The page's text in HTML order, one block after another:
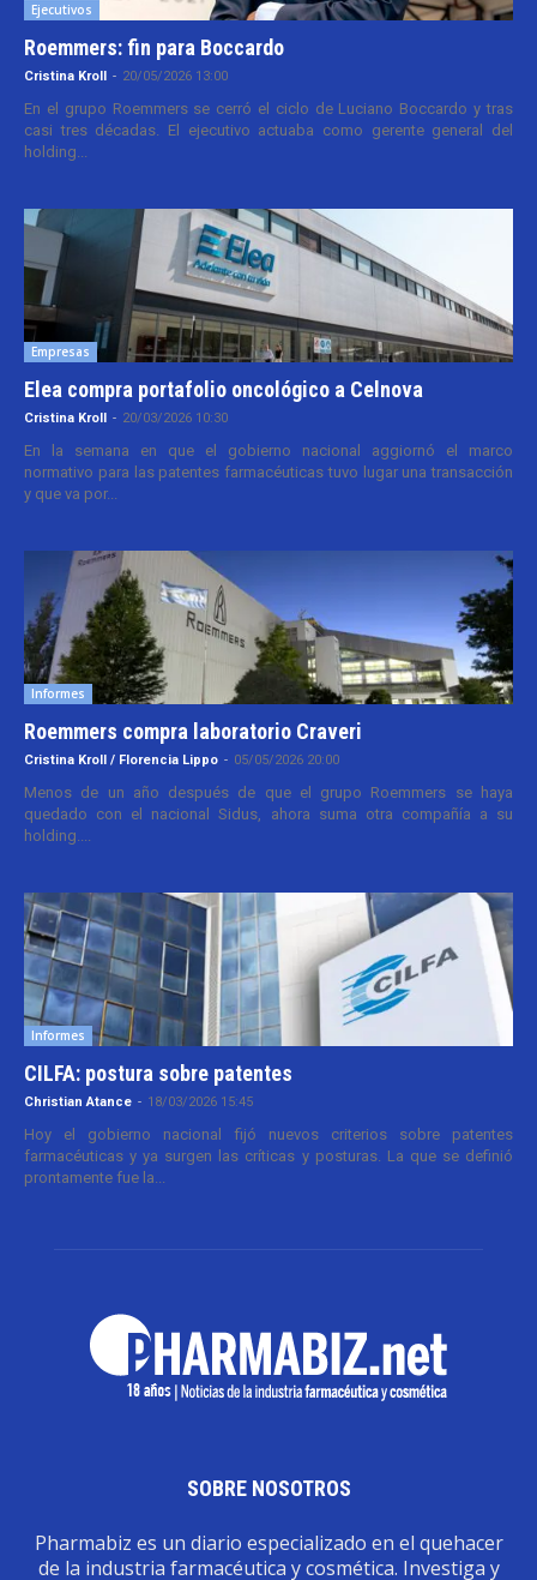
Ejecutivos
Roemmers: fin para Boccardo
Cristina Kroll - 20/05/2026 13:00
En el grupo Roemmers se cerró el ciclo de Luciano Boccardo y tras
casi tres décadas. El ejecutivo actuaba como gerente general del
holding...
Empresas
Elea compra portafolio oncológico a Celnova
Cristina Kroll - 20/03/2026 10:30
En la semana en que el gobierno nacional aggiornó el marco
normativo para las patentes farmacéuticas tuvo lugar una transacción
y que va por...
Informes
Roemmers compra laboratorio Craveri
Cristina Kroll / Florencia Lippo - 05/05/2026 20:00
Menos de un año después de que el grupo Roemmers se haya
quedado con el nacional Sidus, ahora suma otra compañía a su
holding....
Informes
CILFA: postura sobre patentes
Christian Atance - 18/03/2026 15:45
Hoy el gobierno nacional fijó nuevos criterios sobre patentes
farmacéuticas y ya surgen las críticas y posturas. La que se definió
prontamente fue la...
SOBRE NOSOTROS
Pharmabiz es un diario especializado en el quehacer
de la industria farmacéutica y cosmética. Investiga y